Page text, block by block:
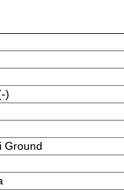
)
Ground